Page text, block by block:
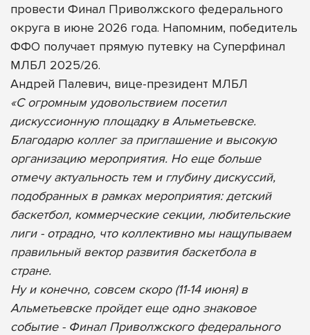
провести Финал Приволжского федерального
округа в июне 2026 года. Напомним, победитель
ФФО получает прямую путевку на Суперфинал
МЛБЛ 2025/26.
Андрей Палевич, вице-президент МЛБЛ
«С огромным удовольствием посетил
дискуссионную площадку в Альметьевске.
Благодарю коллег за приглашение и высокую
организацию мероприятия. Но еще больше
отмечу актуальность тем и глубину дискуссий,
подобранных в рамках мероприятия: детский
баскетбол, коммерческие секции, любительские
лиги - отрадно, что коллективно мы нащупываем
правильный вектор развития баскетбола в
стране.
Ну и конечно, совсем скоро (11-14 июня) в
Альметьевске пройдет еще одно знаковое
событие - Финал Приволжского федерального